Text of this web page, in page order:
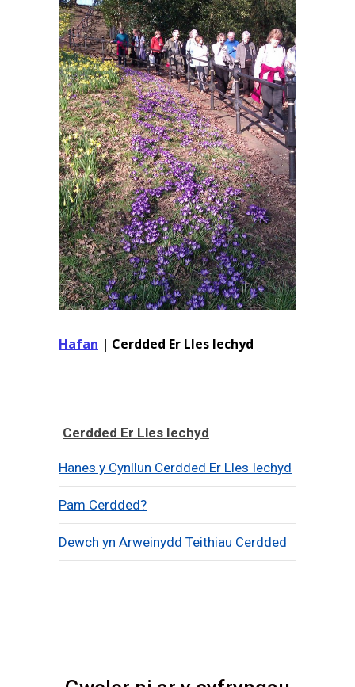
Hafan | Cerdded Er Lles Iechyd
Cerdded Er Lles Iechyd
Hanes y Cynllun Cerdded Er Lles Iechyd
Pam Cerdded?
Dewch yn Arweinydd Teithiau Cerdded